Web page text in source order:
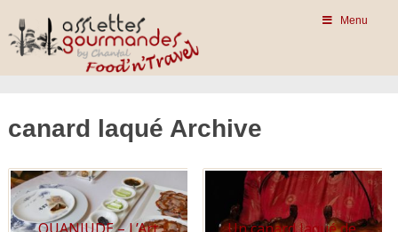
Menu
canard laqué Archive